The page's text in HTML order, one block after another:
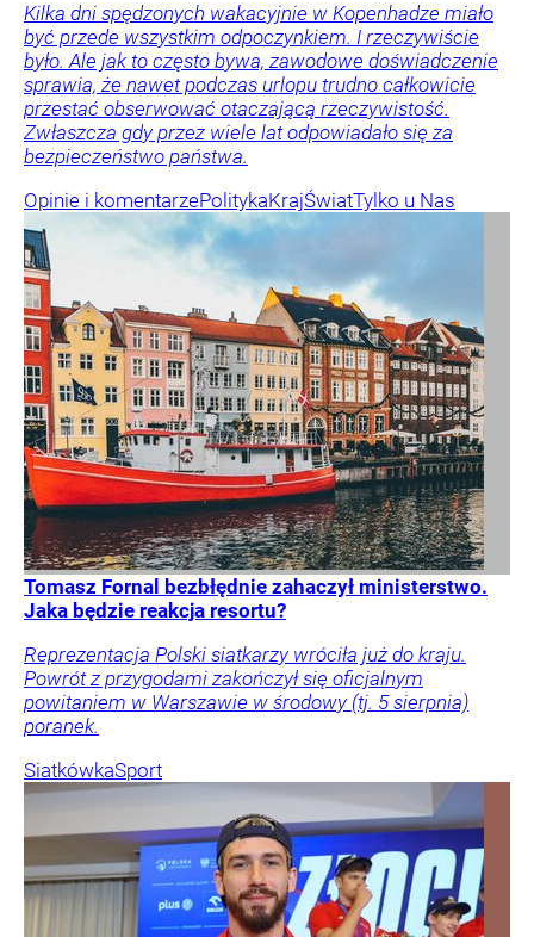
Kilka dni spędzonych wakacyjnie w Kopenhadze miało
być przede wszystkim odpoczynkiem. I rzeczywiście
było. Ale jak to często bywa, zawodowe doświadczenie
sprawia, że nawet podczas urlopu trudno całkowicie
przestać obserwować otaczającą rzeczywistość.
Zwłaszcza gdy przez wiele lat odpowiadało się za
bezpieczeństwo państwa.
Opinie i komentarzePolitykaKrajŚwiatTylko u Nas
Tomasz Fornal bezbłędnie zahaczył ministerstwo.
Jaka będzie reakcja resortu?
Reprezentacja Polski siatkarzy wróciła już do kraju.
Powrót z przygodami zakończył się oficjalnym
powitaniem w Warszawie w środowy (tj. 5 sierpnia)
poranek.
SiatkówkaSport